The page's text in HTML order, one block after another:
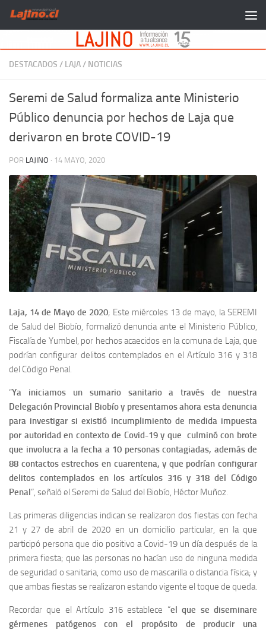
Saltar al contenido
DESTACADOS / LAJA/ NOTICIAS
Seremi de Salud formaliza ante Ministerio
Público denuncia por hechos de Laja que
derivaron en brote COVID-19
POR LAJINO · 14 MAYO, 2020
Laja, 14 de Mayo de 2020; Este miércoles 13 de mayo, la SEREMI
de Salud del Biobío, formalizó denuncia ante el Ministerio Público,
Fiscalía de Yumbel, por hechos acaecidos en la comuna de Laja, que
podrían configurar delitos contemplados en el Artículo 316 y 318
del Código Penal.
“Ya iniciamos un sumario sanitario a través de nuestra
Delegación Provincial Biobío y presentamos ahora esta denuncia
para investigar si existió incumplimiento de medida impuesta
por autoridad en contexto de Covid-19 y que culminó con brote
que involucra a la fecha a 10 personas contagiadas, además de
88 contactos estrechos en cuarentena, y que podrían configurar
delitos contemplados en los artículos 316 y 318 del Código
Penal”, señaló el Seremi de Salud del Biobío, Héctor Muñoz.
Las primeras diligencias indican se realizaron dos fiestas con fecha
21 y 27 de abril de 2020 en un domicilio particular, en la que
participó persona que dio positivo a Covid-19 un día después de la
primera fiesta; que las personas no hacían uso de ninguna medida
de seguridad o sanitaria, como uso de mascarilla o distancia física; y
que ambas fiestas se realizaron estando vigente el toque de queda.
Recordar que el Artículo 316 establece “el que se diseminare
gérmenes patógenos con el propósito de producir una